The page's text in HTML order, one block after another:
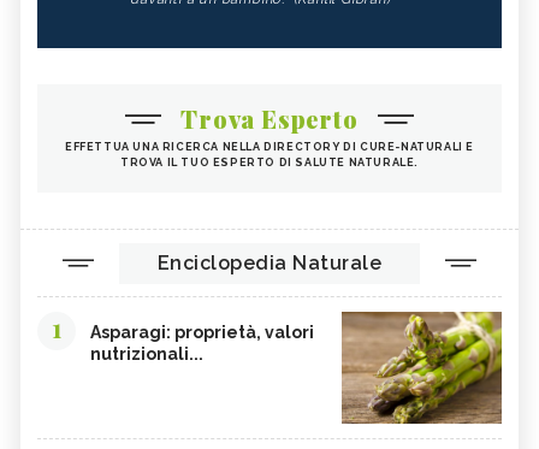
Trova Esperto
EFFETTUA UNA RICERCA NELLA DIRECTORY DI CURE-NATURALI E
TROVA IL TUO ESPERTO DI SALUTE NATURALE.
Enciclopedia Naturale
1
Asparagi: proprietà, valori
nutrizionali...